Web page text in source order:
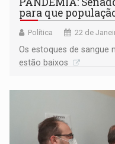
para que
Política 22 de
Os estoques de sangue
estão baixos